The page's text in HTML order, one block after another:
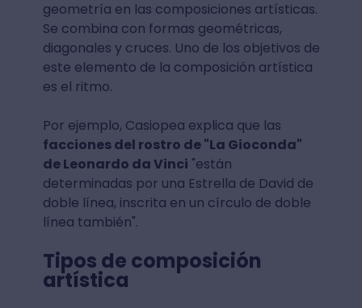
geometría en las composiciones artísticas.
Se combina con formas geométricas,
diagonales y cruces. Uno de los objetivos de
este elemento de la composición artística
es el ritmo.
Por ejemplo, Casiopea explica que las
facciones del rostro de "La Gioconda"
de Leonardo da Vinci "están
determinadas por una Estrella de David de
doble línea, inscrita en un círculo de doble
línea también".
Tipos de composición
artística